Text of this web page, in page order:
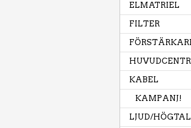
ELMATRIEL
FILTER
KABEL
KAMPANJ!
LJUD/